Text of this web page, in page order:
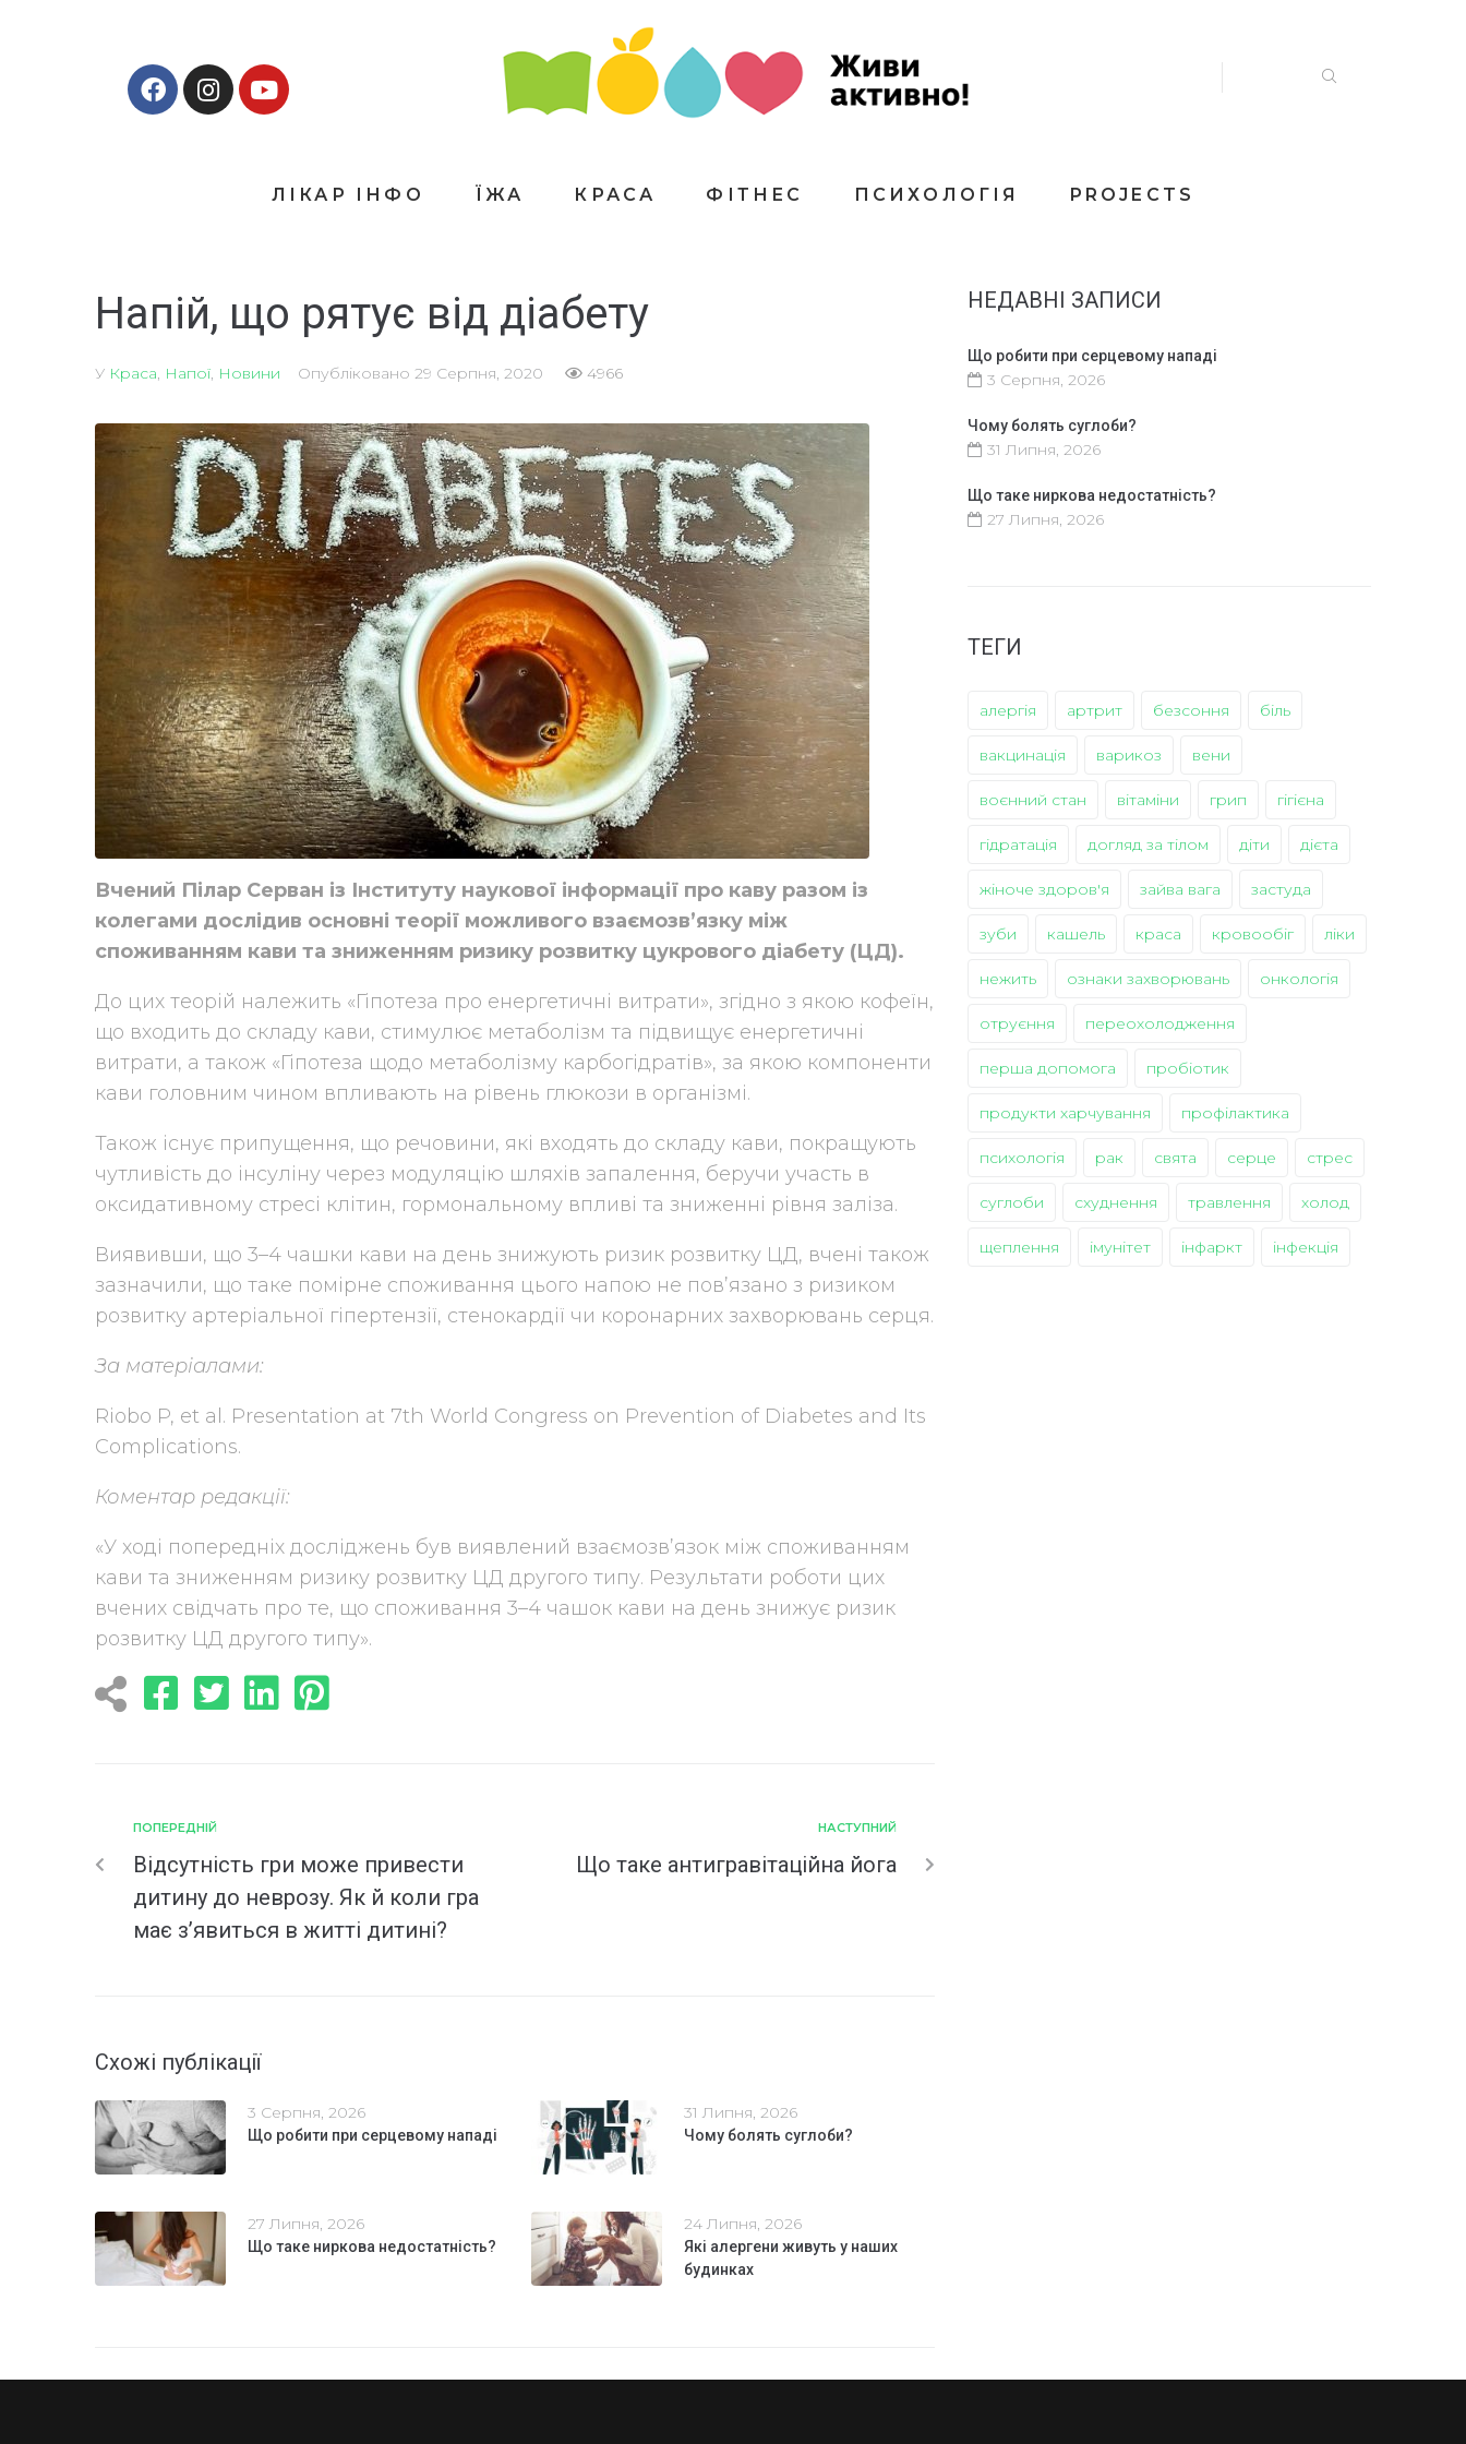
ЛІКАР ІНФО ЇЖА КРАСА ФІТНЕС ПСИХОЛОГІЯ PROJECTS
Напій, що рятує від діабету
У Краса, Напої, Новини Опубліковано 29 Серпня, 2020 4966
Вчений Пілар Серван із Інституту наукової інформації про каву разом із
колегами дослідив основні теорії можливого взаємозв’язку між
споживанням кави та зниженням ризику розвитку цукрового діабету (ЦД).
До цих теорій належить «Гіпотеза про енергетичні витрати», згідно з якою кофеїн,
що входить до складу кави, стимулює метаболізм та підвищує енергетичні
витрати, а також «Гіпотеза щодо метаболізму карбогідратів», за якою компоненти
кави головним чином впливають на рівень глюкози в організмі.
Також існує припущення, що речовини, які входять до складу кави, покращують
чутливість до інсуліну через модуляцію шляхів запалення, беручи участь в
оксидативному стресі клітин, гормональному впливі та зниженні рівня заліза.
Виявивши, що 3–4 чашки кави на день знижують ризик розвитку ЦД, вчені також
зазначили, що таке помірне споживання цього напою не пов’язано з ризиком
розвитку артеріальної гіпертензії, стенокардії чи коронарних захворювань серця.
За матеріалами:
Riobo P, et al. Presentation at 7th World Congress on Prevention of Diabetes and Its
Complications.
Коментар редакції:
«У ході попередніх досліджень був виявлений взаємозв’язок між споживанням
кави та зниженням ризику розвитку ЦД другого типу. Результати роботи цих
вчених свідчать про те, що споживання 3–4 чашок кави на день знижує ризик
розвитку ЦД другого типу».
ПОПЕРЕДНІЙ
Відсутність гри може привести
дитину до неврозу. Як й коли гра
має з’явиться в житті дитині?
НАСТУПНИЙ
Що таке антигравітаційна йога
Схожі публікації
3 Серпня, 2026
Що робити при серцевому нападі
31 Липня, 2026
Чому болять суглоби?
27 Липня, 2026
Що таке ниркова недостатність?
24 Липня, 2026
Які алергени живуть у наших
будинках
НЕДАВНІ ЗАПИСИ
Що робити при серцевому нападі
3 Серпня, 2026
Чому болять суглоби?
31 Липня, 2026
Що таке ниркова недостатність?
27 Липня, 2026
ТЕГИ
алергія артрит безсоння біль
вакцинація варикоз вени
воєнний стан вітаміни грип гігієна
гідратація догляд за тілом діти дієта
жіноче здоров'я зайва вага застуда
зуби кашель краса кровообіг ліки
нежить ознаки захворювань онкологія
отруєння переохолодження
перша допомога пробіотик
продукти харчування профілактика
психологія рак свята серце стрес
суглоби схуднення травлення холод
щеплення імунітет інфаркт інфекція